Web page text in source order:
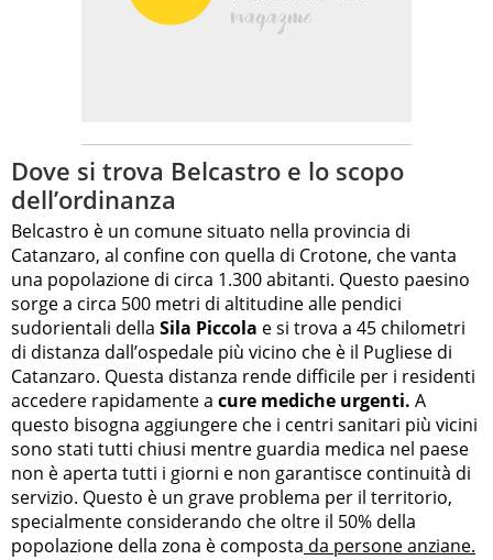
Dove si trova Belcastro e lo scopo
dell’ordinanza
Belcastro è un comune situato nella provincia di
Catanzaro, al confine con quella di Crotone, che vanta
una popolazione di circa 1.300 abitanti. Questo paesino
sorge a circa 500 metri di altitudine alle pendici
sudorientali della Sila Piccola e si trova a 45 chilometri
di distanza dall’ospedale più vicino che è il Pugliese di
Catanzaro. Questa distanza rende difficile per i residenti
accedere rapidamente a cure mediche urgenti. A
questo bisogna aggiungere che i centri sanitari più vicini
sono stati tutti chiusi mentre guardia medica nel paese
non è aperta tutti i giorni e non garantisce continuità di
servizio. Questo è un grave problema per il territorio,
specialmente considerando che oltre il 50% della
popolazione della zona è composta da persone anziane.